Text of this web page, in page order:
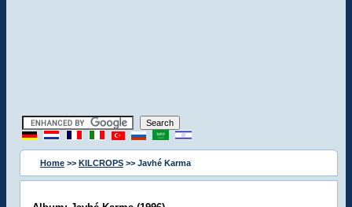
Home >> KILCROPS >> Javhé Karma